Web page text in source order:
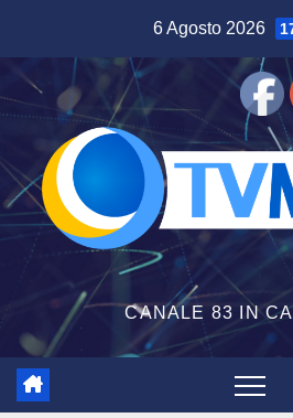
contenuto
6 Agosto 2026
CANALE 83 IN